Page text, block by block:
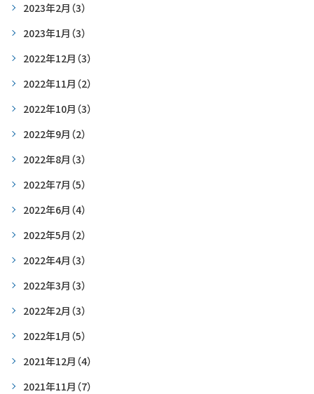
2023年2月 （3）
2023年1月 （3）
2022年12月 （3）
2022年11月 （2）
2022年10月 （3）
2022年9月 （2）
2022年8月 （3）
2022年7月 （5）
2022年6月 （4）
2022年5月 （2）
2022年4月 （3）
2022年3月 （3）
2022年2月 （3）
2022年1月 （5）
2021年12月 （4）
2021年11月 （7）